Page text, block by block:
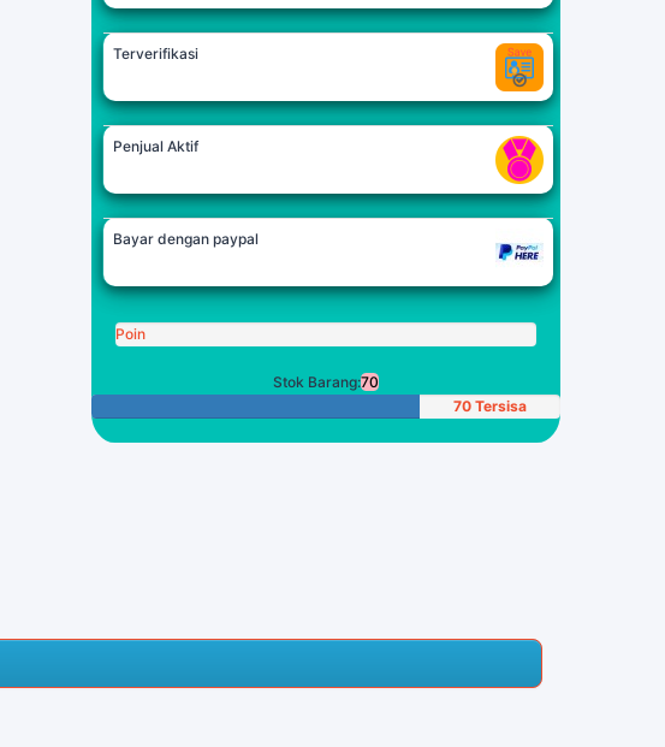
Terverifikasi
Penjual Aktif
Bayar dengan paypal
Poin
Stok Barang:70
70 Tersisa